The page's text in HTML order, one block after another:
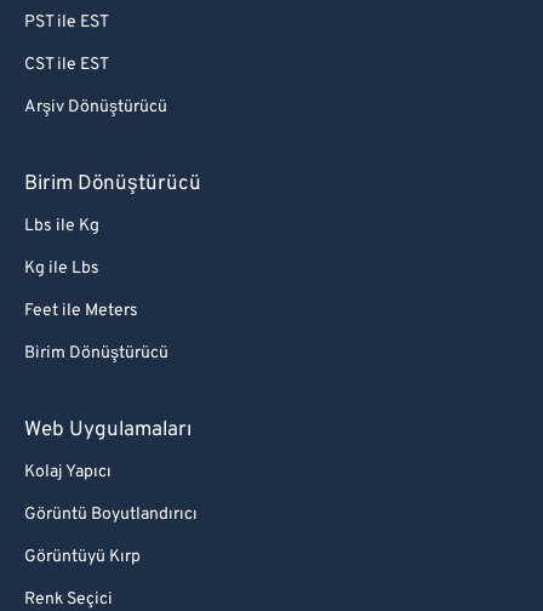
PST ile EST
CST ile EST
Arşiv Dönüştürücü
Birim Dönüştürücü
Lbs ile Kg
Kg ile Lbs
Feet ile Meters
Birim Dönüştürücü
Web Uygulamaları
Kolaj Yapıcı
Görüntü Boyutlandırıcı
Görüntüyü Kırp
Renk Seçici